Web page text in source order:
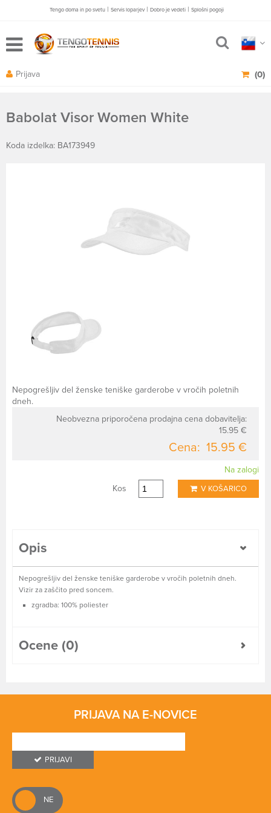
Tengo doma in po svetu | Servis loparjev | Dobro je vedeti | Splošni pogoji
(0)
Prijava
Babolat Visor Women White
Koda izdelka: BA173949
Nepogrešljiv del ženske teniške garderobe v vročih poletnih
dneh.
Neobvezna priporočena prodajna cena dobavitelja:
15.95 €
Cena: 15.95 €
Na zalogi
Kos
V KOŠARICO
Opis
Nepogrešljiv del ženske teniške garderobe v vročih poletnih dneh.
Vizir za zaščito pred soncem.
zgradba: 100% poliester
Ocene (0)
PRIJAVA NA E-NOVICE
PRIJAVI